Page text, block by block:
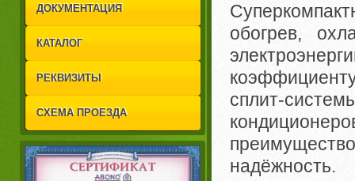
ДОКУМЕНТАЦИЯ
КАТАЛОГ
РЕКВИЗИТЫ
СХЕМА ПРОЕЗДА
обогрев,
сплит-
надёжность.